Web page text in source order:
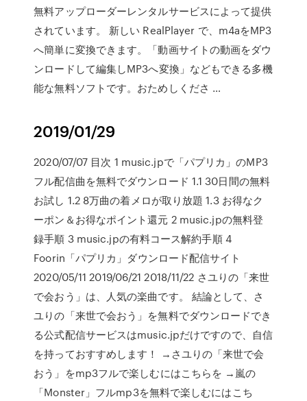
無料アップローダーレンタルサービスによって提供
されています。 新しい RealPlayer で、m4aをMP3
へ簡単に変換できます。「動画サイトの動画をダウ
ンロードして編集しMP3へ変換」などもできる多機
能な無料ソフトです。おためしくださ …
2019/01/29
2020/07/07 目次 1 music.jpで「パプリカ」のMP3
フル配信曲を無料でダウンロード 1.1 30日間の無料
お試し 1.2 8万曲の着メロが取り放題 1.3 お得なク
ーポン＆お得なポイント還元 2 music.jpの無料登
録手順 3 music.jpの有料コース解約手順 4
Foorin「パプリカ」ダウンロード配信サイト
2020/05/11 2019/06/21 2018/11/22 さユりの「来世
で会おう」は、人気の楽曲です。 結論として、さ
ユりの「来世で会おう」を無料でダウンロードでき
る公式配信サービスはmusic.jpだけですので、自信
を持っておすすめします！ →さユりの「来世で会
おう」をmp3フルで楽しむにはこちらを →嵐の
「Monster」フルmp3を無料で楽しむにはこち